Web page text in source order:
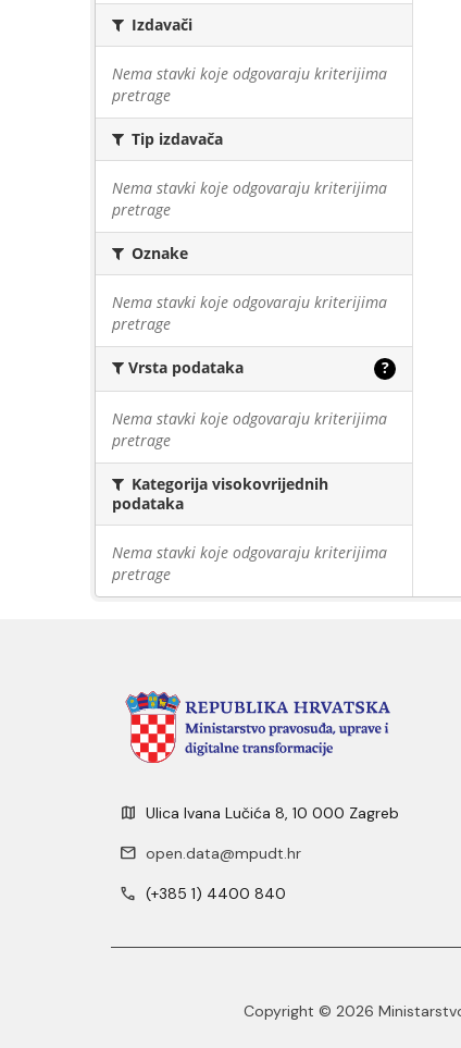
Izdavači
Nema stavki koje odgovaraju kriterijima
pretrage
Tip izdavača
Nema stavki koje odgovaraju kriterijima
pretrage
Oznake
Nema stavki koje odgovaraju kriterijima
pretrage
Vrsta podataka ?
Nema stavki koje odgovaraju kriterijima
pretrage
Kategorija visokovrijednih
podataka
Nema stavki koje odgovaraju kriterijima
pretrage